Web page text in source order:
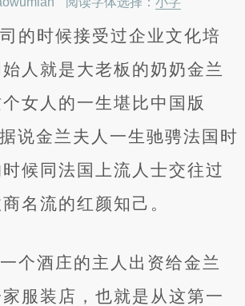
的时候接受过企业文化培
人就是大老板的奶奶金兰
女人的一生堪比中国版
说金兰夫人一生驰骋法国时
候同法国上流人士交往过
名流的红颜知己。
个酒庄的主人出资给金兰
服装店，也就是从这第一